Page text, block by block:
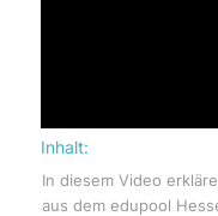
Inhalt:
In diesem Video
aus dem edupool